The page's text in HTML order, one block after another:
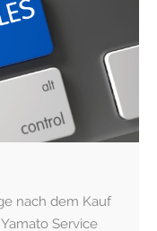
nach dem Kauf
Service